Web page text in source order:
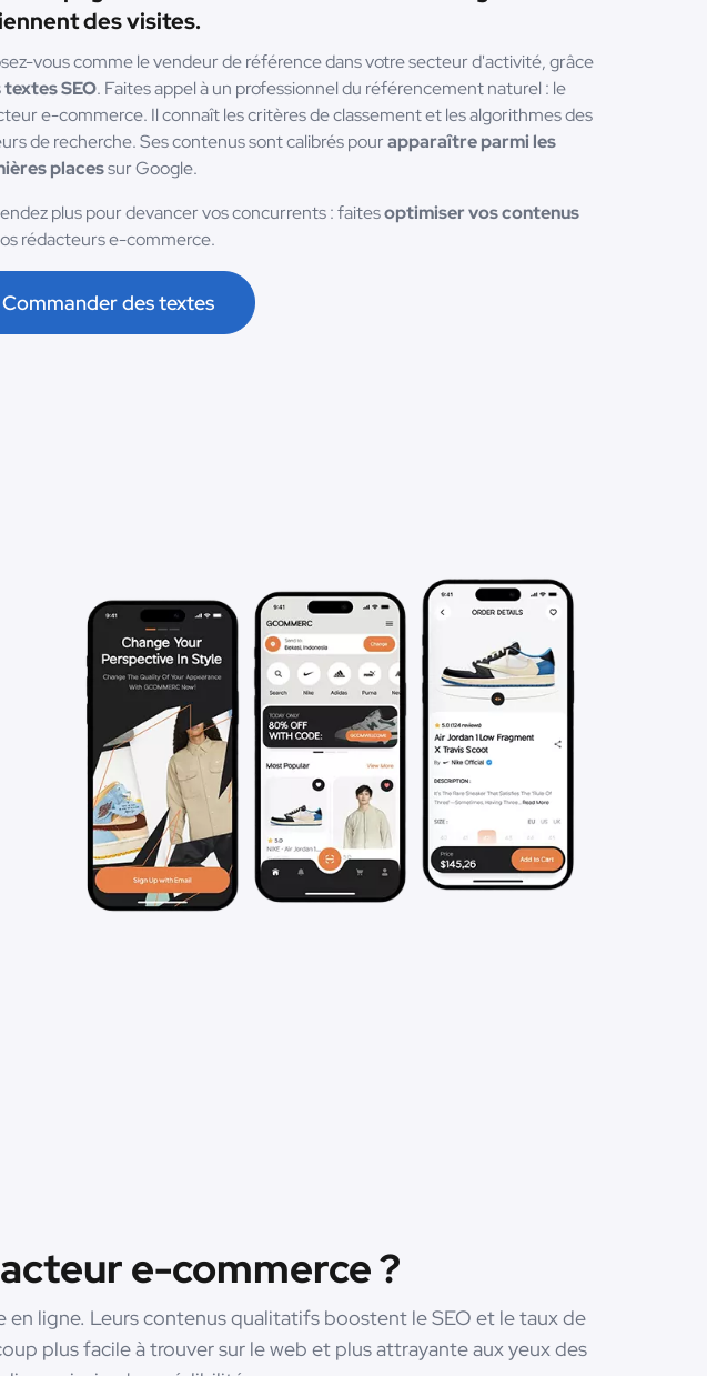
des visites.
vous comme le vendeur de référence dans votre secteur d'activité, grâce
textes SEO. Faites appel à un professionnel du référencement naturel : le
e-commerce. Il connaît les critères de classement et les algorithmes des
de recherche. Ses contenus sont calibrés pourapparaître parmi les
placessur Google.
plus pour devancer vos concurrents : faitesoptimiser vos contenus
rédacteurs e-commerce.
Commander des textes
e-commerce ?
ligne. Leurs contenus qualitatifs boostent le SEO et le taux de
plus facile à trouver sur le web et plus attrayante aux yeux des